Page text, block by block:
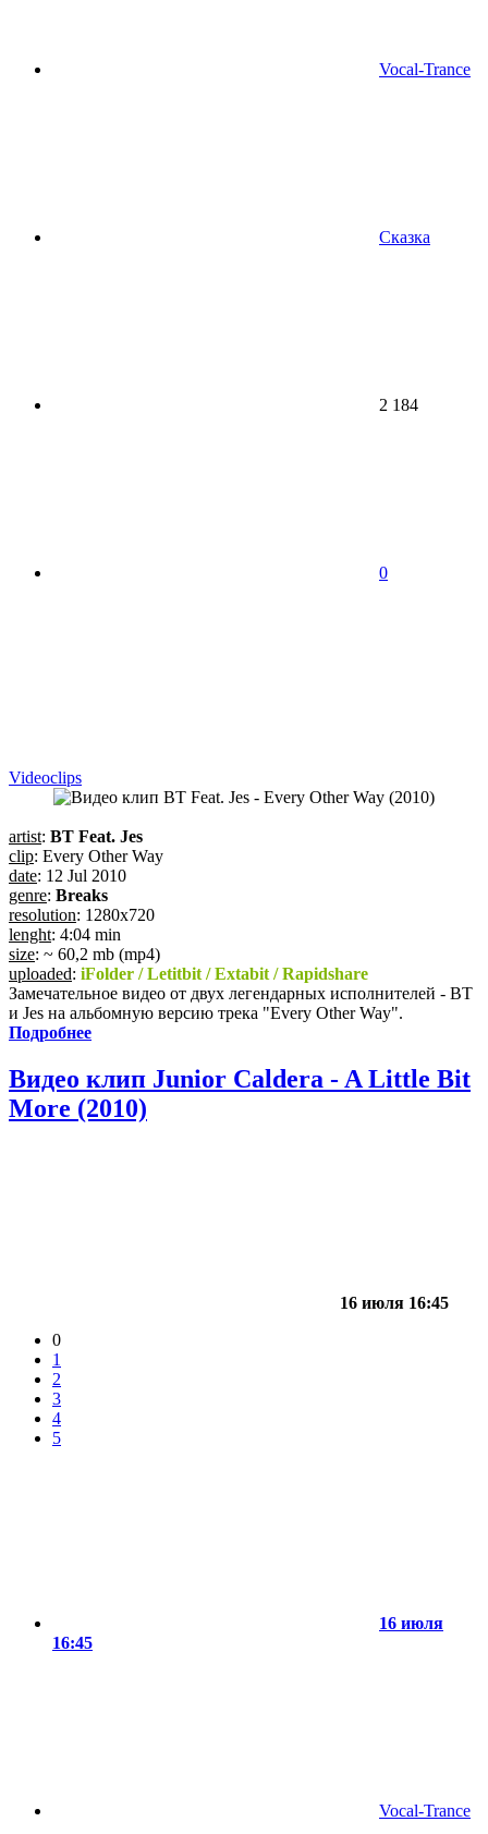
Vocal-Trance
Сказка
2 184
0
Videoсlips
artist: BT Feat. Jes
clip: Every Other Way
date: 12 Jul 2010
genre: Breaks
resolution: 1280x720
lenght: 4:04 min
size: ~ 60,2 mb (mp4)
uploaded: iFolder / Letitbit / Extabit / Rapidshare
Замечательное видео от двух легендарных исполнителей - BT
и Jes на альбомную версию трека "Every Other Way".
Подробнее
Видео клип Junior Caldera - A Little Bit
More (2010)
16 июля 16:45
0
1
2
3
4
5
16 июля
16:45
Vocal-Trance